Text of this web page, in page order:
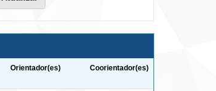
Orientador(es) Coorientador(es)